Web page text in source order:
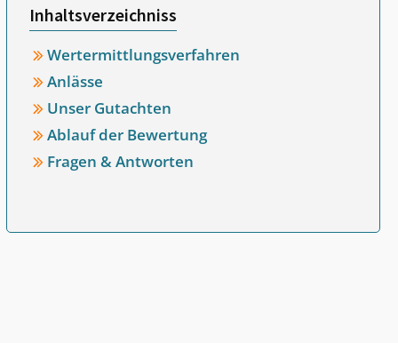
Inhaltsverzeichniss
Wertermittlungsverfahren
Anlässe
Unser Gutachten
Ablauf der Bewertung
Fragen & Antworten